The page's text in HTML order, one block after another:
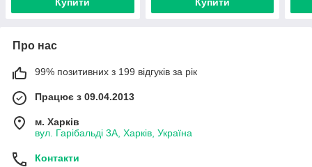
Про нас
99% позитивних з 199 відгуків за рік
Працює з 09.04.2013
м. Харків
вул. Гарібальді 3А, Харків, Україна
Контакти